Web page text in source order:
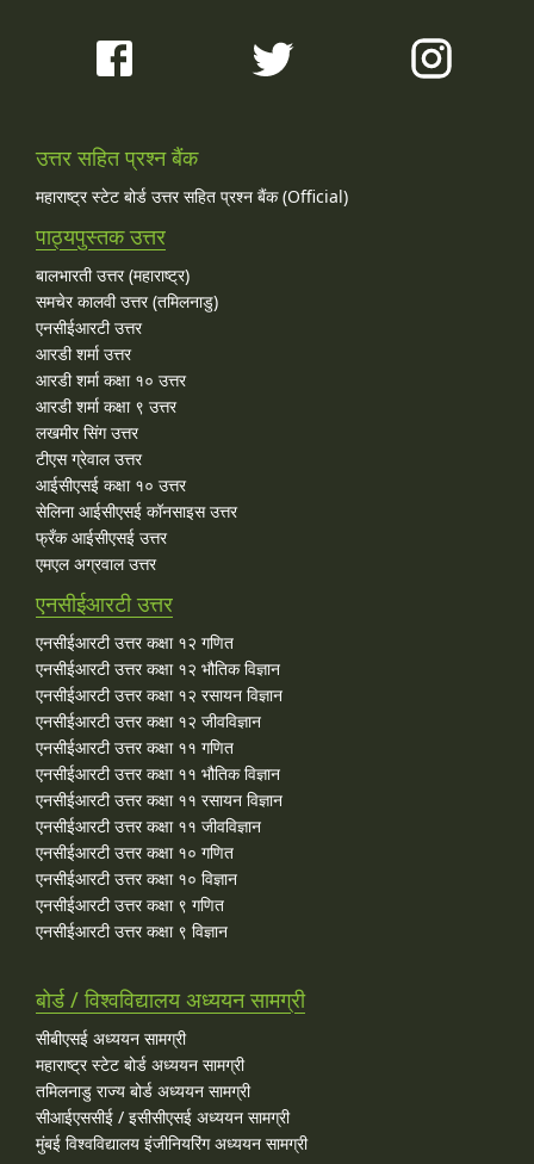
उत्तर सहित प्रश्न बैंक
महाराष्ट्र स्टेट बोर्ड उत्तर सहित प्रश्न बैंक (Official)
पाठ्यपुस्तक उत्तर
बालभारती उत्तर (महाराष्ट्र)
समचेर कालवी उत्तर (तमिलनाडु)
एनसीईआरटी उत्तर
आरडी शर्मा उत्तर
आरडी शर्मा कक्षा १० उत्तर
आरडी शर्मा कक्षा ९ उत्तर
लखमीर सिंग उत्तर
टीएस ग्रेवाल उत्तर
आईसीएसई कक्षा १० उत्तर
सेलिना आईसीएसई कॉनसाइस उत्तर
फ्रँक आईसीएसई उत्तर
एमएल अग्रवाल उत्तर
एनसीईआरटी उत्तर
एनसीईआरटी उत्तर कक्षा १२ गणित
एनसीईआरटी उत्तर कक्षा १२ भौतिक विज्ञान
एनसीईआरटी उत्तर कक्षा १२ रसायन विज्ञान
एनसीईआरटी उत्तर कक्षा १२ जीवविज्ञान
एनसीईआरटी उत्तर कक्षा ११ गणित
एनसीईआरटी उत्तर कक्षा ११ भौतिक विज्ञान
एनसीईआरटी उत्तर कक्षा ११ रसायन विज्ञान
एनसीईआरटी उत्तर कक्षा ११ जीवविज्ञान
एनसीईआरटी उत्तर कक्षा १० गणित
एनसीईआरटी उत्तर कक्षा १० विज्ञान
एनसीईआरटी उत्तर कक्षा ९ गणित
एनसीईआरटी उत्तर कक्षा ९ विज्ञान
बोर्ड / विश्वविद्यालय अध्ययन सामग्री
सीबीएसई अध्ययन सामग्री
महाराष्ट्र स्टेट बोर्ड अध्ययन सामग्री
तमिलनाडु राज्य बोर्ड अध्ययन सामग्री
सीआईएससीई / इसीसीएसई अध्ययन सामग्री
मुंबई विश्वविद्यालय इंजीनियरिंग अध्ययन सामग्री